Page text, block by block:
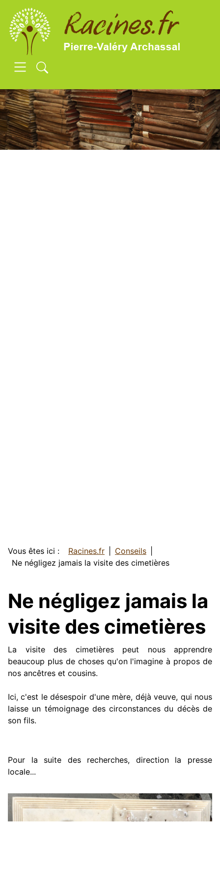
SKIP TO MAIN CONTENT
Vous êtes ici : Racines.fr
Conseils
Ne négligez jamais la visite des cimetières
Ne négligez jamais la
visite des cimetières
La visite des cimetières peut nous apprendre
beaucoup plus de choses qu'on l'imagine à propos de
nos ancêtres et cousins.
Ici, c'est le désespoir d'une mère, déjà veuve, qui nous
laisse un témoignage des circonstances du décès de
son fils.
Pour la suite des recherches, direction la presse
locale...